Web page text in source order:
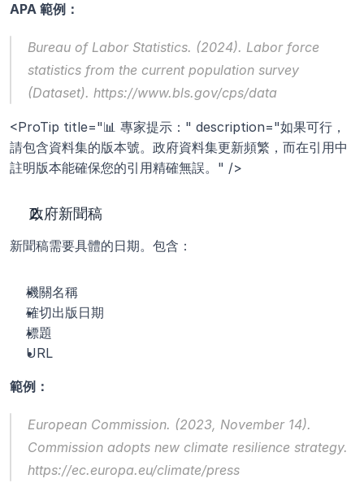
APA 範例：
Bureau of Labor Statistics. (2024). Labor force
statistics from the current population survey
(Dataset). https://www.bls.gov/cps/data
<ProTip title="📊 專家提示：" description="如果可行，
請包含資料集的版本號。政府資料集更新頻繁，而在引用中
註明版本能確保您的引用精確無誤。" />
政府新聞稿
新聞稿需要具體的日期。包含：
機關名稱
確切出版日期
標題
URL
範例：
Commission adopts new climate resilience strategy.
https://ec.europa.eu/climate/press